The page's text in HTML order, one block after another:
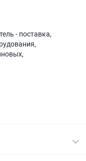
- поставка,